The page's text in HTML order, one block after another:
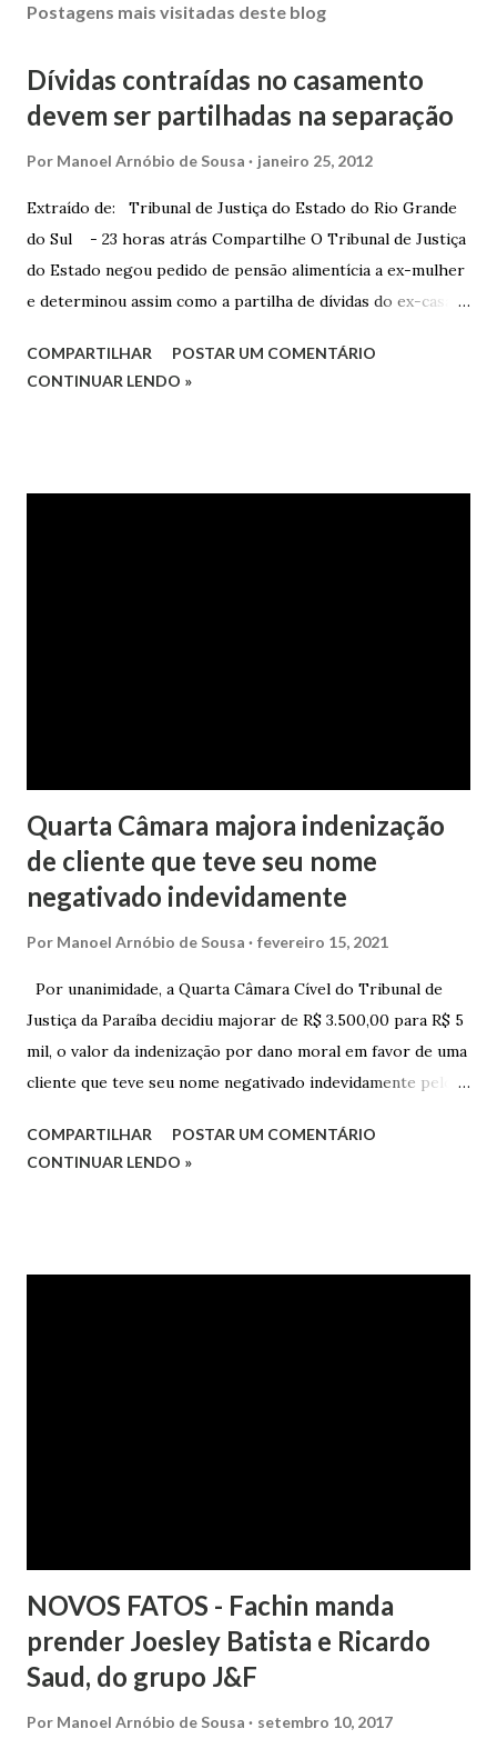
Postagens mais visitadas deste blog
Dívidas contraídas no casamento
devem ser partilhadas na separação
Por Manoel Arnóbio de Sousa janeiro 25, 2012
Extraído de: Tribunal de Justiça do Estado do Rio Grande
do Sul - 23 horas atrás Compartilhe O Tribunal de Justiça
do Estado negou pedido de pensão alimentícia a ex-mulher
e determinou assim como a partilha de dívidas do ex-casal,
Juízo do 1º Grau concedeu o pedido. A decisão foi
COMPARTILHAR
POSTAR UM COMENTÁRIO
CONTINUAR LENDO »
Quarta Câmara majora indenização
de cliente que teve seu nome
negativado indevidamente
Por Manoel Arnóbio de Sousa fevereiro 15, 2021
Por unanimidade, a Quarta Câmara Cível do Tribunal de
Justiça da Paraíba decidiu majorar de R$ 3.500,00 para R$ 5
mil, o valor da indenização por dano moral em favor de uma
cliente que teve seu nome negativado indevidamente pelo
da Apelação Cível nº 0001177-62.2013.8.15.0741, que teve a
COMPARTILHAR
POSTAR UM COMENTÁRIO
CONTINUAR LENDO »
NOVOS FATOS - Fachin manda
prender Joesley Batista e Ricardo
Saud, do grupo J&F
Por Manoel Arnóbio de Sousa setembro 10, 2017